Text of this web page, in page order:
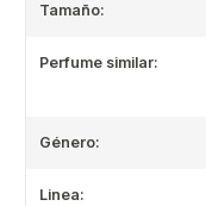
Tamaño:
Perfume similar:
Género:
Linea: